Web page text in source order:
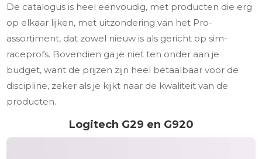
De catalogus is heel eenvoudig, met producten die erg
op elkaar lijken, met uitzondering van het Pro-
assortiment, dat zowel nieuw is als gericht op sim-
raceprofs. Bovendien ga je niet ten onder aan je
budget, want de prijzen zijn heel betaalbaar voor de
discipline, zeker als je kijkt naar de kwaliteit van de
producten.
Logitech G29 en G920